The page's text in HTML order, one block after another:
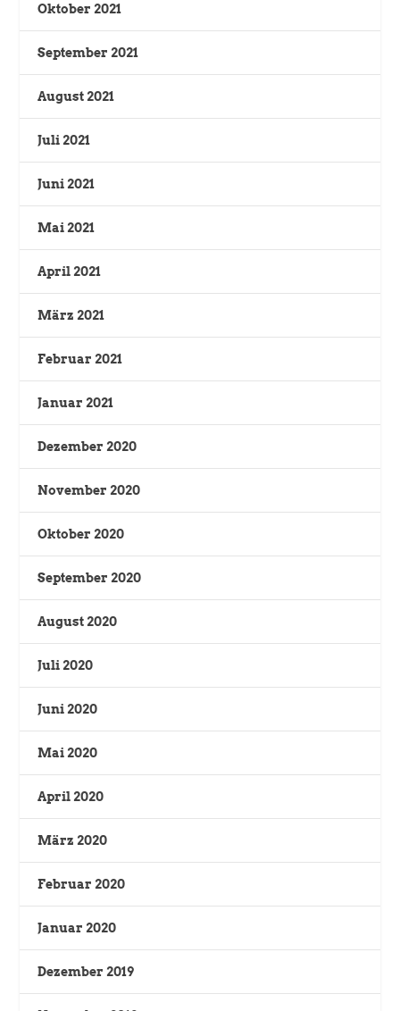
Oktober 2021
September 2021
August 2021
Juli 2021
Juni 2021
Mai 2021
April 2021
März 2021
Februar 2021
Januar 2021
Dezember 2020
November 2020
Oktober 2020
September 2020
August 2020
Juli 2020
Juni 2020
Mai 2020
April 2020
März 2020
Februar 2020
Januar 2020
Dezember 2019